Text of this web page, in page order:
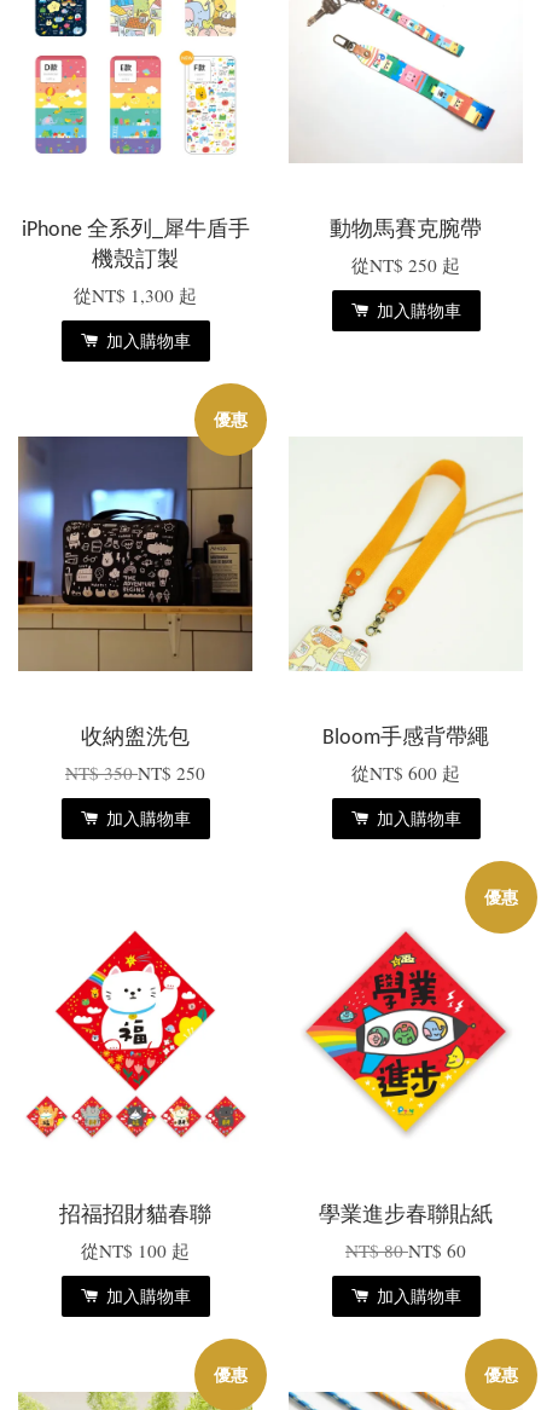
iPhone 全系列_犀牛盾手
機殼訂製
從NT$ 1,300 起
加入購物車
動物馬賽克腕帶
從NT$ 250 起
加入購物車
優惠
收納盥洗包
NT$ 350NT$ 250
加入購物車
Bloom手感背帶繩
從NT$ 600 起
加入購物車
招福招財貓春聯
從NT$ 100 起
加入購物車
優惠
學業進步春聯貼紙
NT$ 80NT$ 60
加入購物車
優惠 優惠